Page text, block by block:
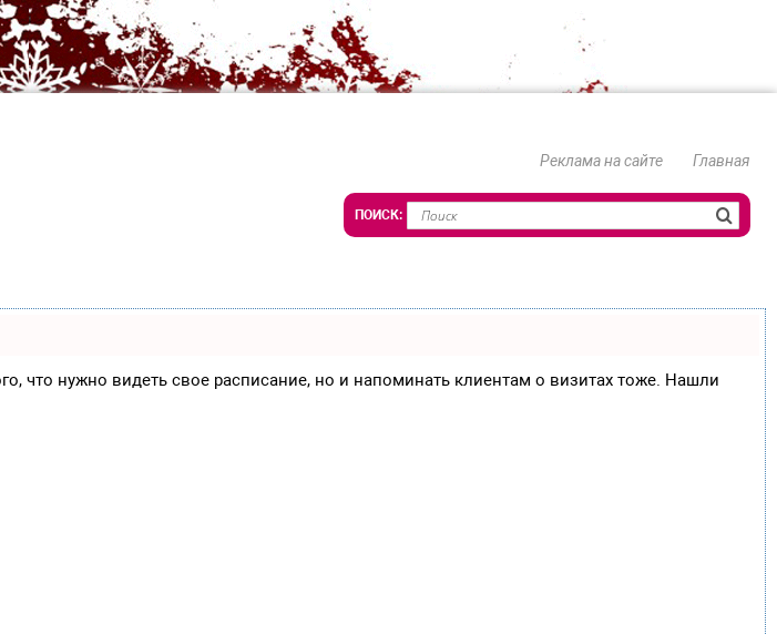
Реклама на сайте Главная
что нужно видеть свое расписание, но и напоминать клиентам о визитах тоже. Нашли